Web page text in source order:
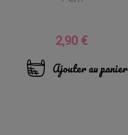
Prix
2,90 €
Ajouter au panier